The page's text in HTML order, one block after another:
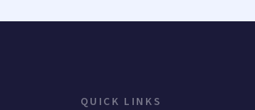
QUICK LINKS